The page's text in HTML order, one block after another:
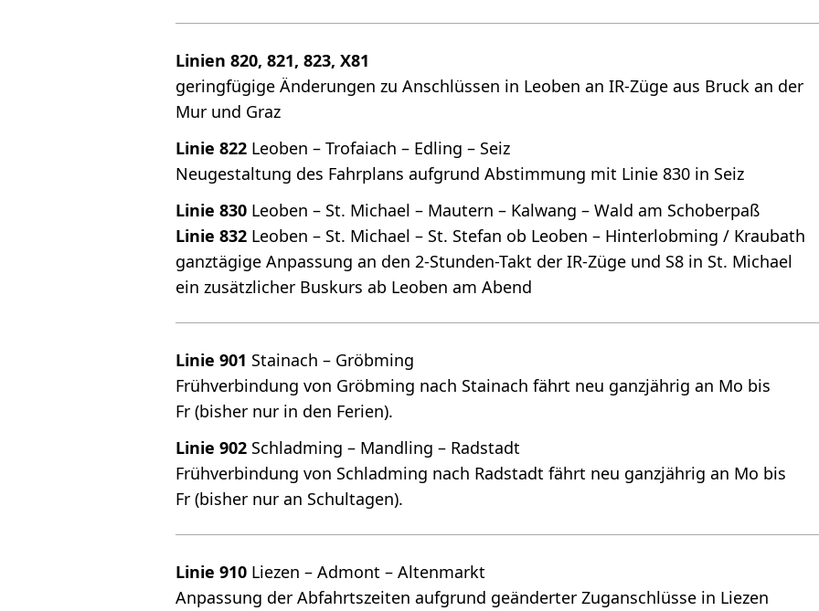
Linien 820, 821, 823, X81
geringfügige Änderungen zu Anschlüssen in Leoben an IR-Züge aus Bruck an der
Mur und Graz
Linie 822 Leoben – Trofaiach – Edling – Seiz
Neugestaltung des Fahrplans aufgrund Abstimmung mit Linie 830 in Seiz
Linie 830 Leoben – St. Michael – Mautern – Kalwang – Wald am Schoberpaß
Linie 832 Leoben – St. Michael – St. Stefan ob Leoben – Hinterlobming / Kraubath
ganztägige Anpassung an den 2-Stunden-Takt der IR-Züge und S8 in St. Michael
ein zusätzlicher Buskurs ab Leoben am Abend
Linie 901 Stainach – Gröbming
Frühverbindung von Gröbming nach Stainach fährt neu ganzjährig an Mo bis
Fr (bisher nur in den Ferien).
Linie 902 Schladming – Mandling – Radstadt
Frühverbindung von Schladming nach Radstadt fährt neu ganzjährig an Mo bis
Fr (bisher nur an Schultagen).
Linie 910 Liezen – Admont – Altenmarkt
Anpassung der Abfahrtszeiten aufgrund geänderter Zuganschlüsse in Liezen